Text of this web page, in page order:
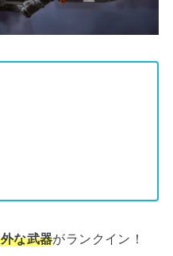
な武器がランクイン！